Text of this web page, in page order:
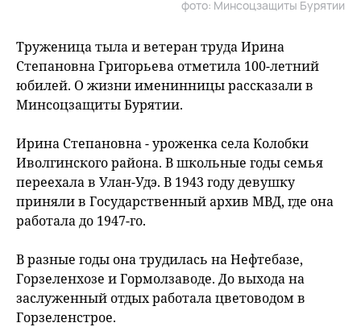
фото: Минсоцзащиты Бурятии
Труженица тыла и ветеран труда Ирина
Степановна Григорьева отметила 100-летний
юбилей. О жизни именинницы рассказали в
Минсоцзащиты Бурятии.
Ирина Степановна - уроженка села Колобки
Иволгинского района. В школьные годы семья
переехала в Улан-Удэ. В 1943 году девушку
приняли в Государственный архив МВД, где она
работала до 1947-го.
В разные годы она трудилась на Нефтебазе,
Горзеленхозе и Гормолзаводе. До выхода на
заслуженный отдых работала цветоводом в
Горзеленстрое.